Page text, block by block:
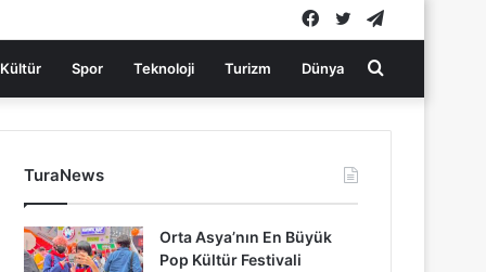
Twitter
Facebook
Kültür Spor Teknoloji Turizm Dünya Arama
yap
TuraNews
Orta Asya’nın En Büyük
Pop Kültür Festivali